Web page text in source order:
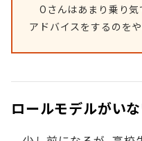
Oさんはあまり乗り気
アドバイスをするのをや
ロールモデルがいな